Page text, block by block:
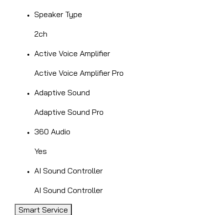
Speaker Type
2ch
Active Voice Amplifier
Active Voice Amplifier Pro
Adaptive Sound
Adaptive Sound Pro
360 Audio
Yes
AI Sound Controller
AI Sound Controller
Smart Service